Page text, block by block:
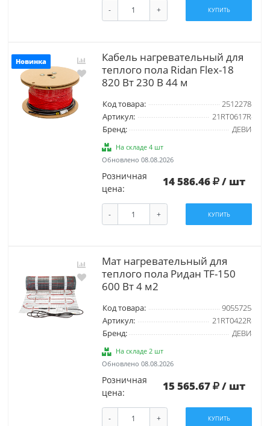
- + КУПИТЬ
Новинка
Кабель нагревательный для
теплого пола Ridan Flex-18
820 Вт 230 В 44 м
Код товара:
2512278
Артикул:
21RT0617R
Бренд:
ДЕВИ
На складе 4 шт
Обновлено 08.08.2026
Розничная
цена:
14 586.46 / шт
- + КУПИТЬ
Мат нагревательный для
теплого пола Ридан TF-150
600 Вт 4 м2
Код товара:
9055725
Артикул:
21RT0422R
Бренд:
ДЕВИ
На складе 2 шт
Обновлено 08.08.2026
Розничная
цена:
15 565.67 / шт
- + КУПИТЬ